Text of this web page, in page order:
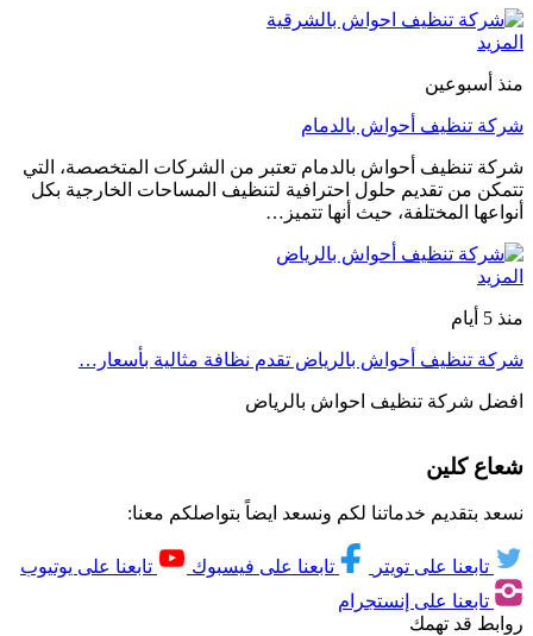
المزيد
منذ أسبوعين
شركة تنظيف أحواش بالدمام
شركة تنظيف أحواش بالدمام تعتبر من الشركات المتخصصة، التي
تتمكن من تقديم حلول احترافية لتنظيف المساحات الخارجية بكل
أنواعها المختلفة، حيث أنها تتميز…
المزيد
منذ 5 أيام
شركة تنظيف أحواش بالرياض تقدم نظافة مثالية بأسعار…
افضل شركة تنظيف احواش بالرياض
شعاع كلين
نسعد بتقديم خدماتنا لكم ونسعد ايضاً بتواصلكم معنا:
تابعنا على تويتر تابعنا على فيسبوك
تابعنا على يوتيوب
تابعنا على إنستجرام
روابط قد تهمك